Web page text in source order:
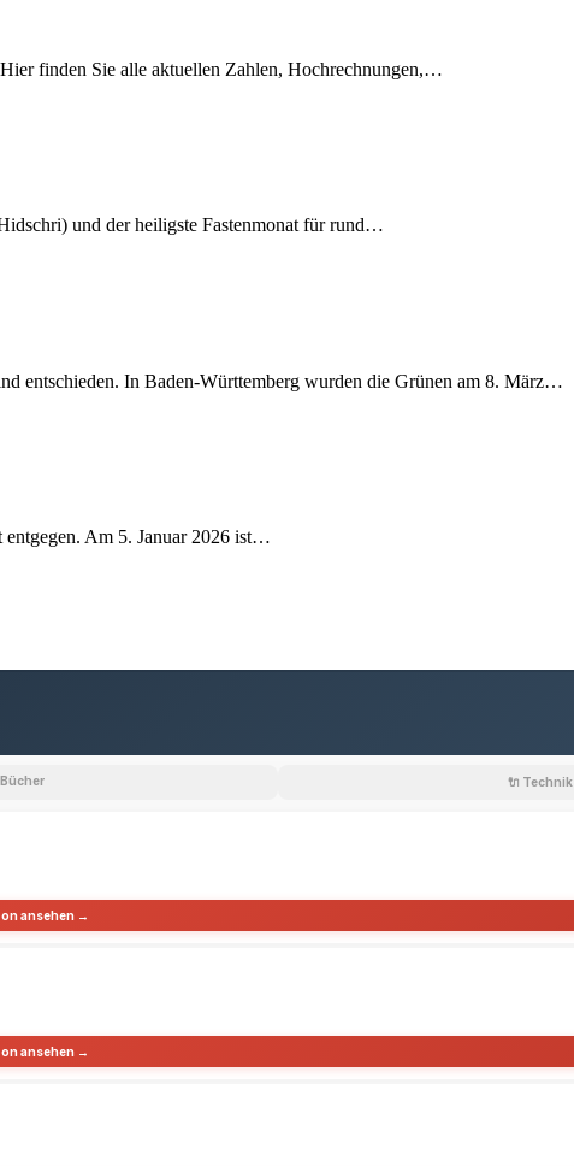
finden Sie alle aktuellen Zahlen, Hochrechnungen,…
und der heiligste Fastenmonat für rund…
entschieden. In Baden-Württemberg wurden die Grünen am 8. März…
entgegen. Am 5. Januar 2026 ist…
🔌 Technik
ansehen →
ansehen →